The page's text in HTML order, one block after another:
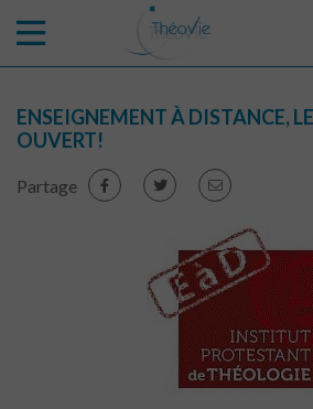
ENSEIGNEMENT À DISTANCE,
OUVERT!
Partage